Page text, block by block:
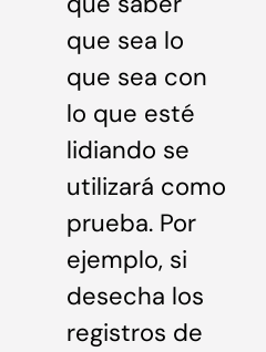
que sea lo
que sea con
lo que esté
lidiando se
utilizará como
prueba. Por
ejemplo, si
desecha los
registros de